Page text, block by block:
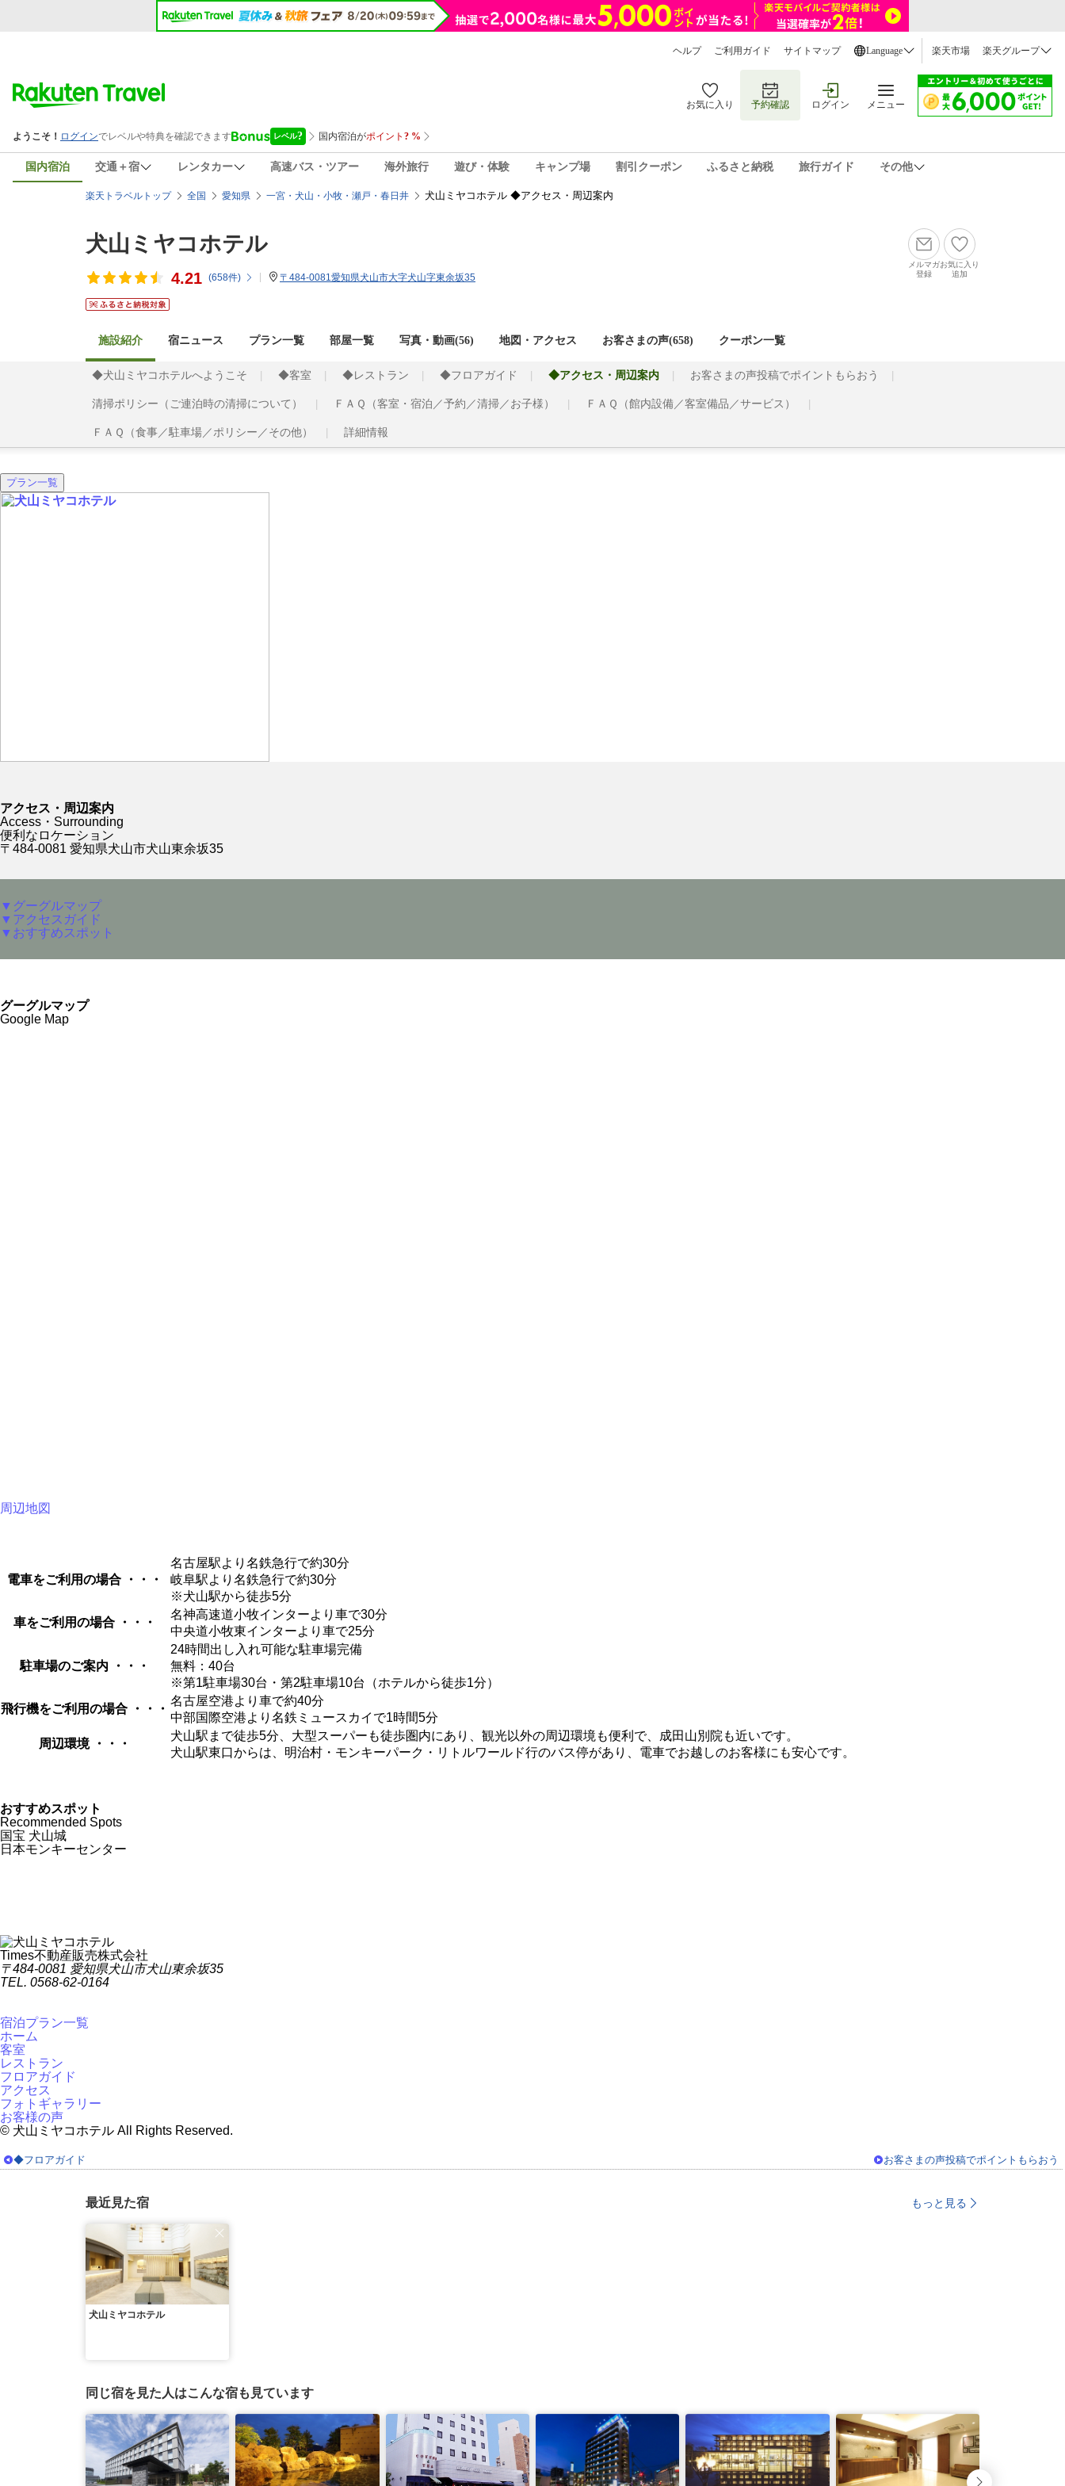
ヘルプ ご利用ガイド サイトマップ Language 楽天市場 楽天グループ
お気に入り 予約確認 ログイン メニュー
国内宿泊 交通＋宿 レンタカー 高速バス・ツアー 海外旅行 遊び・体験 キャンプ場 割引クーポン ふるさと納税 旅行ガイド その他
楽天トラベルトップ 全国 愛知県 一宮・犬山・小牧・瀬戸・春日井 犬山ミヤコホテル ◆アクセス・周辺案内
犬山ミヤコホテル
4.21 (658件) 〒484-0081愛知県犬山市大字犬山字東余坂35
メルマガ
登録
お気に入り
追加
施設紹介 宿ニュース プラン一覧 部屋一覧 写真・動画(56) 地図・アクセス お客さまの声(658) クーポン一覧
◆犬山ミヤコホテルへようこそ ◆客室 ◆レストラン ◆フロアガイド ◆アクセス・周辺案内 お客さまの声投稿でポイントもらおう
清掃ポリシー（ご連泊時の清掃について） ＦＡＱ（客室・宿泊／予約／清掃／お子様） ＦＡＱ（館内設備／客室備品／サービス）
ＦＡＱ（食事／駐車場／ポリシー／その他） 詳細情報
プラン一覧
アクセス・周辺案内
Access・Surrounding
便利なロケーション
〒484-0081 愛知県犬山市犬山東余坂35
▼グーグルマップ
▼アクセスガイド
▼おすすめスポット
グーグルマップ
Google Map
周辺地図
電車をご利用の場合 ・・・
名古屋駅より名鉄急行で約30分
岐阜駅より名鉄急行で約30分
※犬山駅から徒歩5分
車をご利用の場合
・・・
名神高速道小牧インターより車で30分
中央道小牧東インターより車で25分
駐車場のご案内 ・・・
24時間出し入れ可能な駐車場完備
無料：40台
※第1駐車場30台・第2駐車場10台（ホテルから徒歩1分）
飛行機をご利用の場合
・・・
名古屋空港より車で約40分
中部国際空港より名鉄ミュースカイで1時間5分
周辺環境 ・・・
犬山駅まで徒歩5分、大型スーパーも徒歩圏内にあり、観光以外の周辺環境も便利で、成田山別院も近いです。
犬山駅東口からは、明治村・モンキーパーク・リトルワールド行のバス停があり、電車でお越しのお客様にも安心です。
おすすめスポット
Recommended Spots
国宝 犬山城
日本モンキーセンター
Times不動産販売株式会社
〒484-0081 愛知県犬山市犬山東余坂35
TEL. 0568-62-0164
宿泊プラン一覧
ホーム
客室
レストラン
フロアガイド
アクセス
フォトギャラリー
お客様の声
© 犬山ミヤコホテル All Rights Reserved.
◆フロアガイド お客さまの声投稿でポイントもらおう
最近見た宿 もっと見る
犬山ミヤコホテル
同じ宿を見た人はこんな宿も見ています